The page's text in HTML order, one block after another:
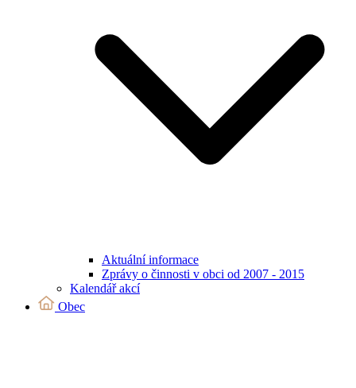
Aktuální informace
Zprávy o činnosti v obci od 2007 - 2015
Kalendář akcí
Obec